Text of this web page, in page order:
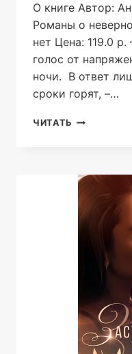
О книге Автор:
Романы о
нет Цена: 119.0
голос от
ночи. В ответ
сроки горят, –…
ЧИТАТЬ ВТОРОЙ